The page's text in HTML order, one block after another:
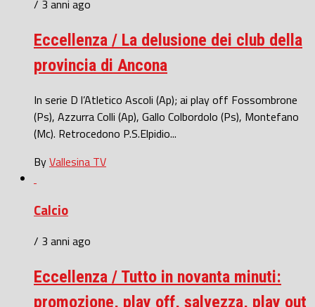
/ 3 anni ago
Eccellenza / La delusione dei club della
provincia di Ancona
In serie D l’Atletico Ascoli (Ap); ai play off Fossombrone
(Ps), Azzurra Colli (Ap), Gallo Colbordolo (Ps), Montefano
(Mc). Retrocedono P.S.Elpidio...
ByVallesina TV
Calcio
/ 3 anni ago
Eccellenza / Tutto in novanta minuti:
promozione, play off, salvezza, play out